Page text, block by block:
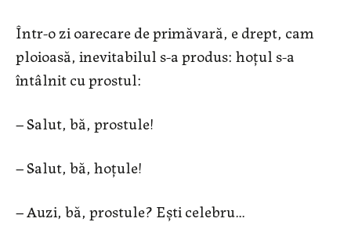
Într-o zi oarecare de primăvară, e drept, cam
ploioasă, inevitabilul s-a produs: hoțul s-a
întâlnit cu prostul:
– Salut, bă, prostule!
– Salut, bă, hoțule!
– Auzi, bă, prostule? Ești celebru…